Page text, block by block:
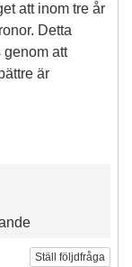
att inom tre år
Detta
genom att
är
Ställ följdfråga